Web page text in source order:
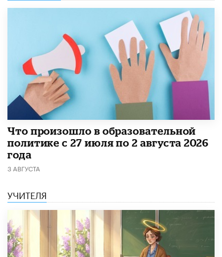
​Что произошло в образовательной
политике с 27 июля по 2 августа 2026
года
3 АВГУСТА
УЧИТЕЛЯ